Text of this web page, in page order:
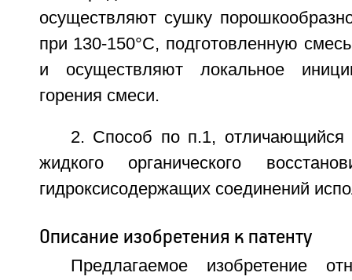
осуществляют сушку
при 130-150°С, подготовленную
и осуществляют локальное
горения смеси.
2. Способ по п.1, отличающийся
жидкого органического
гидроксисодержащих соединений
Описание изобретения к патенту
Предлагаемое изобретение